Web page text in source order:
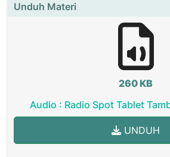
Unduh Materi
260 KB
Audio : Radio Spot Tablet
UNDUH